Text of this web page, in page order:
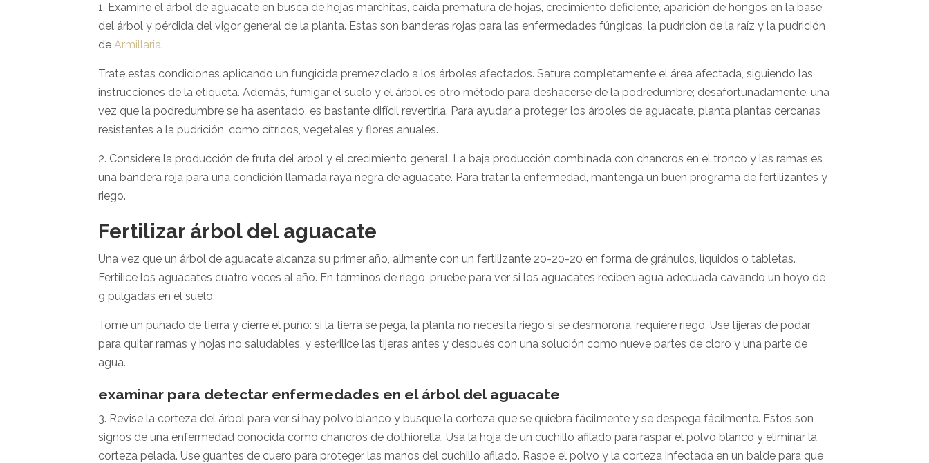
1. Examine el árbol de aguacate en busca de hojas marchitas, caída prematura de hojas, crecimiento deficiente, aparición de hongos en la base
del árbol y pérdida del vigor general de la planta. Estas son banderas rojas para las enfermedades fúngicas, la pudrición de la raíz y la pudrición
de Armillaria.
Trate estas condiciones aplicando un fungicida premezclado a los árboles afectados. Sature completamente el área afectada, siguiendo las
instrucciones de la etiqueta. Además, fumigar el suelo y el árbol es otro método para deshacerse de la podredumbre; desafortunadamente, una
vez que la podredumbre se ha asentado, es bastante difícil revertirla. Para ayudar a proteger los árboles de aguacate, planta plantas cercanas
resistentes a la pudrición, como cítricos, vegetales y flores anuales.
2. Considere la producción de fruta del árbol y el crecimiento general. La baja producción combinada con chancros en el tronco y las ramas es
una bandera roja para una condición llamada raya negra de aguacate. Para tratar la enfermedad, mantenga un buen programa de fertilizantes y
riego.
Fertilizar árbol del aguacate
Una vez que un árbol de aguacate alcanza su primer año, alimente con un fertilizante 20-20-20 en forma de gránulos, líquidos o tabletas.
Fertilice los aguacates cuatro veces al año. En términos de riego, pruebe para ver si los aguacates reciben agua adecuada cavando un hoyo de
9 pulgadas en el suelo.
Tome un puñado de tierra y cierre el puño: si la tierra se pega, la planta no necesita riego si se desmorona, requiere riego. Use tijeras de podar
para quitar ramas y hojas no saludables, y esterilice las tijeras antes y después con una solución como nueve partes de cloro y una parte de
agua.
examinar para detectar enfermedades en el árbol del aguacate
3. Revise la corteza del árbol para ver si hay polvo blanco y busque la corteza que se quiebra fácilmente y se despega fácilmente. Estos son
signos de una enfermedad conocida como chancros de dothiorella. Usa la hoja de un cuchillo afilado para raspar el polvo blanco y eliminar la
corteza pelada. Use guantes de cuero para proteger las manos del cuchillo afilado. Raspe el polvo y la corteza infectada en un balde para que